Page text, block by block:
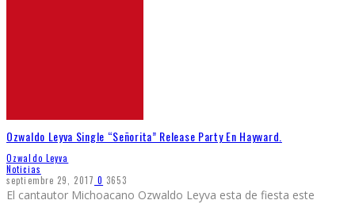
Ozwaldo Leyva Single “Señorita” Release Party En Hayward.
Ozwaldo Leyva
Noticias
septiembre 29, 2017 0 3653
El cantautor Michoacano Ozwaldo Leyva esta de fiesta este